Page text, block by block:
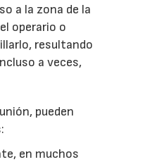
a la zona de la
operario o
resultando
a veces,
pueden
en muchos